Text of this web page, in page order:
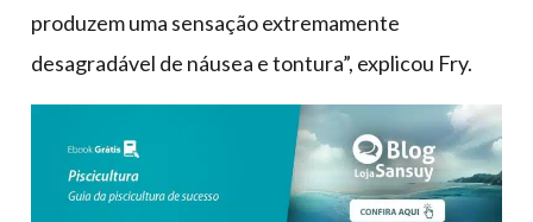
produzem uma sensação extremamente
desagradável de náusea e tontura”, explicou Fry.